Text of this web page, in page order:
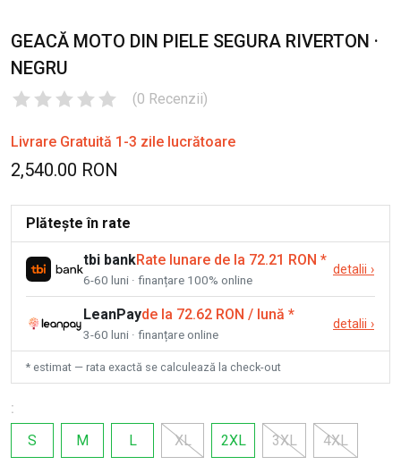
GEACĂ MOTO DIN PIELE SEGURA RIVERTON ·
NEGRU
(0 Recenzii)
Livrare Gratuită 1-3 zile lucrătoare
2,540.00 RON
Plătește în rate
tbi bankRate lunare de la 72.21 RON *
6-60 luni · finanțare 100% online
detalii ›
LeanPayde la 72.62 RON / lună *
3-60 luni · finanțare online
detalii ›
* estimat — rata exactă se calculează la check-out
:
S
M L XL 2XL 3XL 4XL